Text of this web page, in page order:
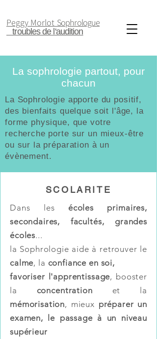
Peggy Morlot Sophrologue
troubles de l'audition
La sophrologie partout, pour
chacun
La Sophrologie apporte du positif,
des bienfaits quelque soit l'âge, la
forme physique, que votre
recherche porte sur un mieux-être
ou sur la préparation à un
évènement.
SCOLARITE
Dans les
écoles primaires,
secondaires, facultés, grandes
écoles...
la Sophrologie aide à retrouver le
calme, la confiance en soi,
favoriser l'apprentissage, booster
la concentration et la
mémorisation, mieux préparer un
examen, le passage à un niveau
supérieur